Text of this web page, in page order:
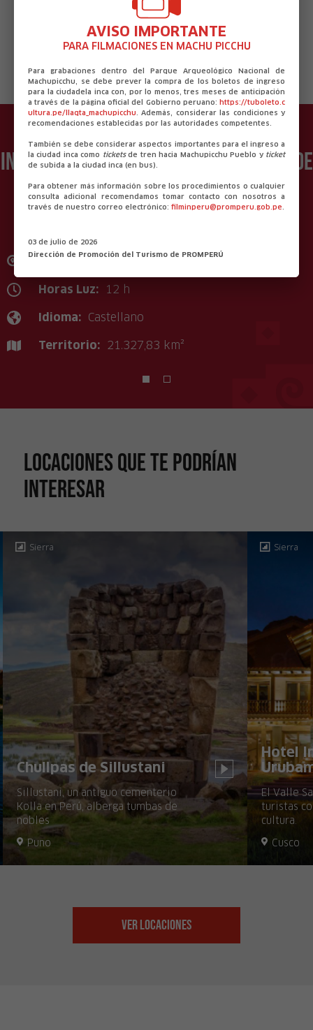
AVISO IMPORTANTE
PARA FILMACIONES EN MACHU PICCHU
Para grabaciones dentro del Parque Arqueológico Nacional de
Machupicchu, se debe prever la compra de los boletos de ingreso
para la ciudadela inca con, por lo menos, tres meses de anticipación
a través de la página oficial del Gobierno peruano: https://tuboleto.c
ultura.pe/llaqta_machupicchu . Además, considerar las condiciones y
recomendaciones establecidas por las autoridades competentes.
También se debe considerar aspectos importantes para el ingreso a
la ciudad inca como ticketsde tren hacia Machupicchu Pueblo y ticket
de subida a la ciudad inca (en bus).
Para obtener más información sobre los procedimientos o cualquier
consulta adicional recomendamos tomar contacto con nosotros a
través de nuestro correo electrónico: filminperu@promperu.gob.pe
03 de julio de 2026
Dirección de Promoción del Turismo de PROMPERÚ
Pisco - Ica: 45min
Nazca - Ica: 2h
Información útil del departamento de
Ica
Capital: Ica
Horas Luz: 12 h
Idioma: Castellano
Territorio: 21.327,83 km²
Locaciones que te podrían
interesar
Sierra
Chullpas de Sillustani
Sillustani, un antiguo cementerio
Kolla en Perú, alberga tumbas de
nobles
Puno
Sierra
Hotel
El Valle
turistas
cultura.
Cusco
Ver Locaciones